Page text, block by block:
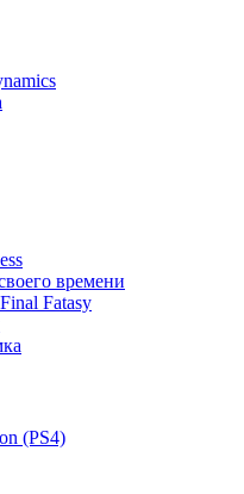
времени
Fatasy
(PS4)